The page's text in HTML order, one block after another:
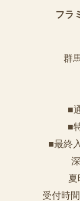
フラ
群
■
■
■最終
夏
受付時